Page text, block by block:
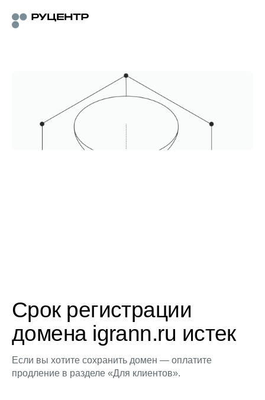
Срок регистрации
домена igrann.ru истек
Если вы хотите сохранить домен — оплатите
продление в разделе «Для клиентов».